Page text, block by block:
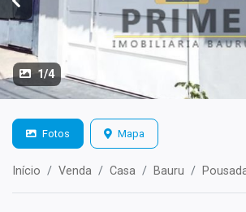
1/4
Fotos Mapa
Início Venda Casa Bauru